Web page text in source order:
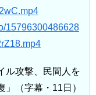
15796300486628
ル攻撃、民間人を
（字幕・11日）